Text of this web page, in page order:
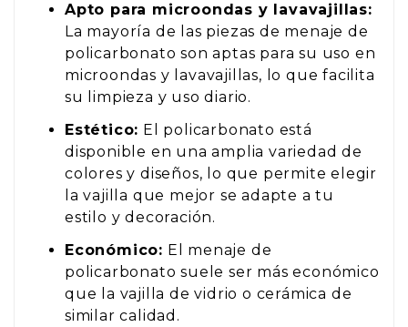
Apto para microondas y lavavajillas:
La mayoría de las piezas de menaje de
policarbonato son aptas para su uso en
microondas y lavavajillas, lo que facilita
su limpieza y uso diario.
Estético: El policarbonato está
disponible en una amplia variedad de
colores y diseños, lo que permite elegir
la vajilla que mejor se adapte a tu
estilo y decoración.
Económico: El menaje de
policarbonato suele ser más económico
que la vajilla de vidrio o cerámica de
similar calidad.